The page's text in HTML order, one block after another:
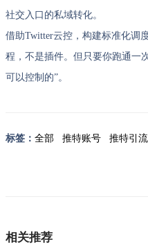
社交入口的私域转化。
借助Twitter云控，构建标准化调
程，不是插件。但只要你跑通一
可以控制的”。
标签： 全部 推特账号 推特引流
相关推荐